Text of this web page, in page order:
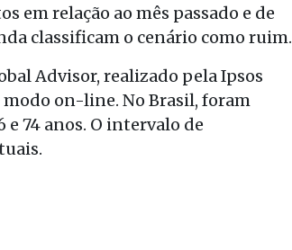
em relação ao mês passado e de
classificam o cenário como ruim.
Advisor, realizado pela Ipsos
modo on-line. No Brasil, foram
74 anos. O intervalo de